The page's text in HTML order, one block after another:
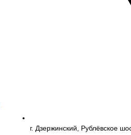
г. Дзержинский, Рублёвское